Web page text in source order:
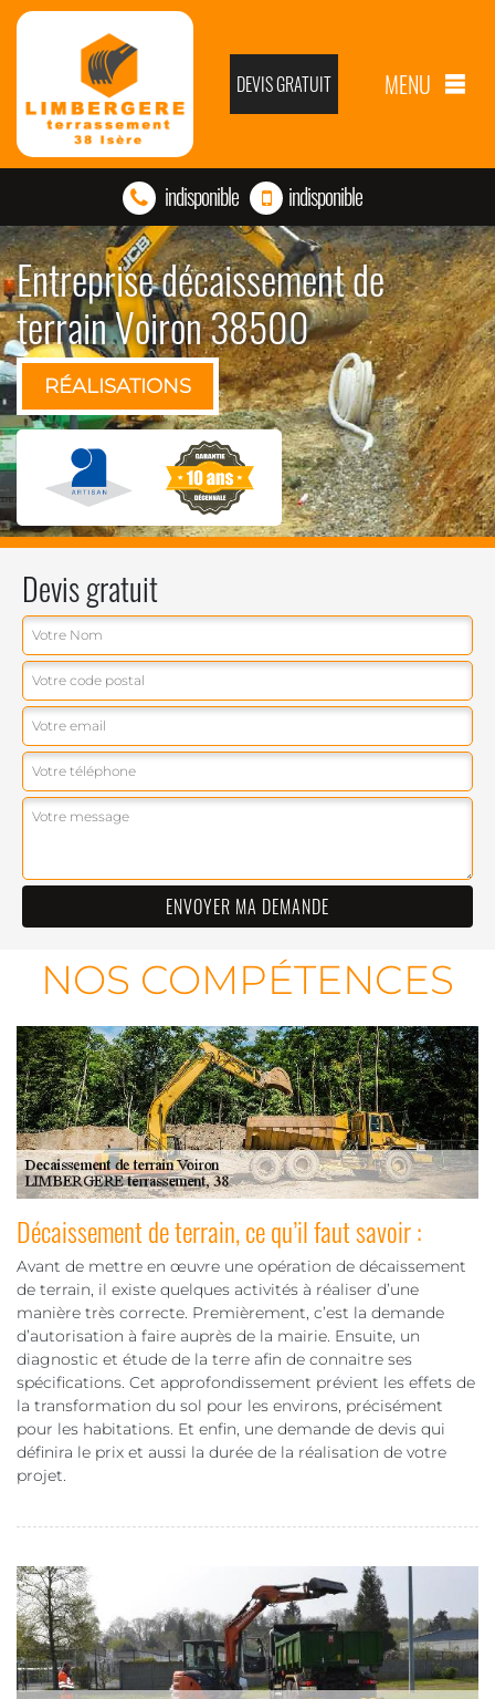
DEVIS GRATUIT MENU
indisponible indisponible
Entreprise décaissement de
terrain Voiron 38500
RÉALISATIONS
Devis gratuit
NOS COMPÉTENCES
Décaissement de terrain, ce qu’il faut savoir :
Avant de mettre en œuvre une opération de décaissement
de terrain, il existe quelques activités à réaliser d’une
manière très correcte. Premièrement, c’est la demande
d’autorisation à faire auprès de la mairie. Ensuite, un
diagnostic et étude de la terre afin de connaitre ses
spécifications. Cet approfondissement prévient les effets de
la transformation du sol pour les environs, précisément
pour les habitations. Et enfin, une demande de devis qui
définira le prix et aussi la durée de la réalisation de votre
projet.